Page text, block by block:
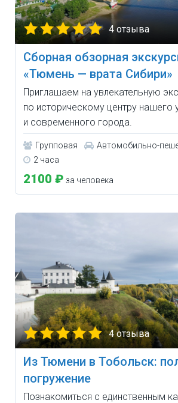
4 отзыва
Сборная обзорная
«Тюмень — врата Сибири»
Приглашаем на увлекательную
по историческому центру нашего
и современного города.
Групповая
Автомобильно-
2 часа
2100 ₽ за человека
4 отзыва
Из Тюмени в Тобольск:
погружение
Познакомиться с единственным